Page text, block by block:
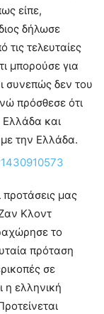
είπε,
δήλωσε
τελευταίες
μπορούσε για
συνεπώς δεν του
πρόσθεσε ότι
Ελλάδα και
την Ελλάδα.
μας
Κλοντ
το
πρόταση
σε
η ελληνική